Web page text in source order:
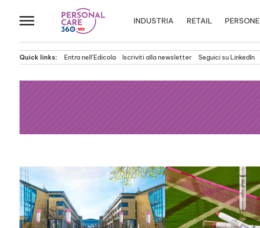
al
INDUSTRIA RETAIL PERSONE
Quick links: Entra nell’Edicola Iscriviti alla newsletter Seguici su LinkedIn
News